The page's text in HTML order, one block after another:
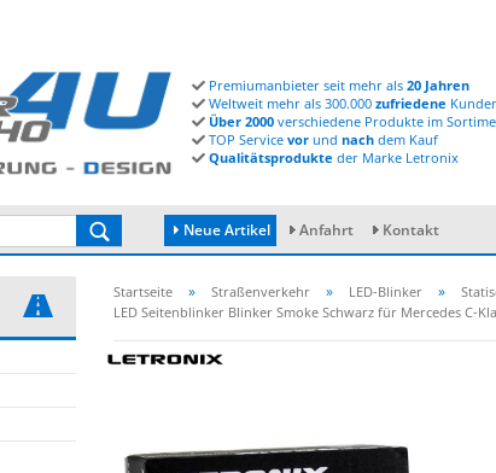
Premiumanbieter seit mehr als 20 Jahren
Weltweit mehr als 300.000 zufriedene
Über 2000 verschiedene Produkte im
TOP Service vor und nach dem Kauf
Qualitätsprodukte der Marke Letronix
Neue Artikel Anfahrt Kontakt
Startseite » Straßenverkehr » LED-Blinker »
LED Seitenblinker Blinker Smoke Schwarz für Mercedes C-